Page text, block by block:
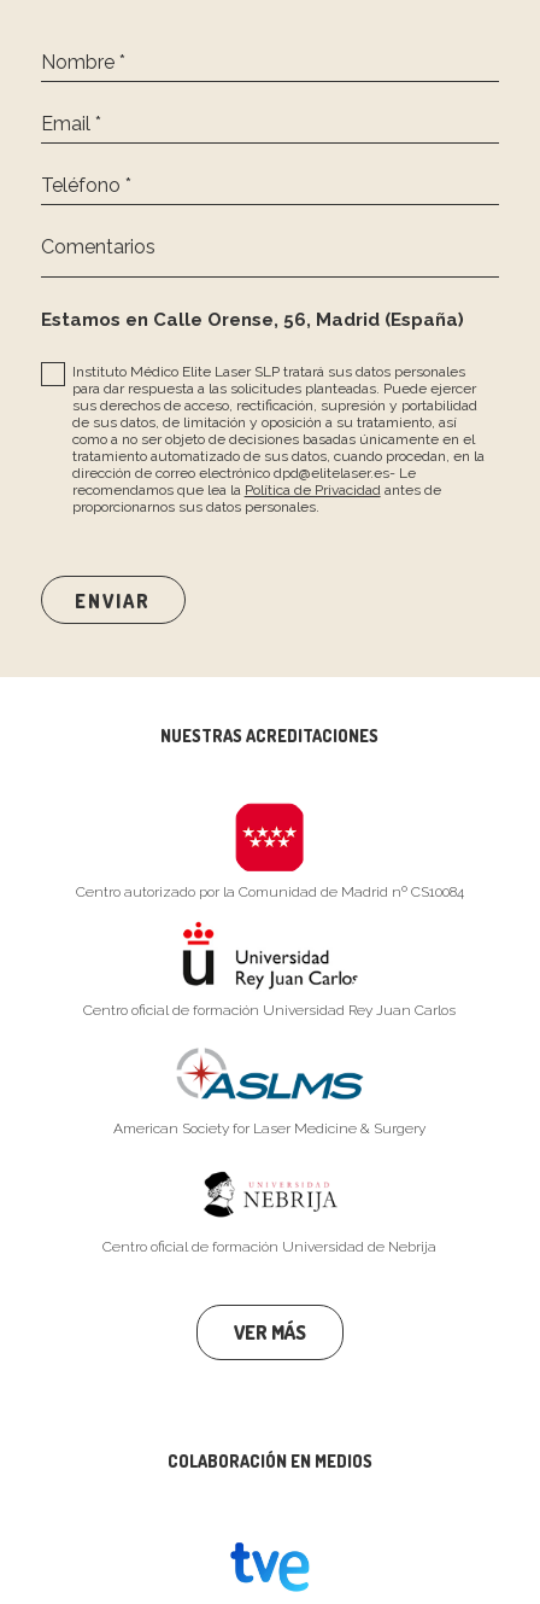
Nombre *
Email *
Teléfono *
Comentarios
Estamos en Calle Orense, 56, Madrid (España)
Instituto Médico Elite Laser SLP tratará sus datos personales
para dar respuesta a las solicitudes planteadas. Puede ejercer
sus derechos de acceso, rectificación, supresión y portabilidad
de sus datos, de limitación y oposición a su tratamiento, así
como a no ser objeto de decisiones basadas únicamente en el
tratamiento automatizado de sus datos, cuando procedan, en la
dirección de correo electrónico dpd@elitelaser.es- Le
recomendamos que lea la Política de Privacidadantes de
proporcionarnos sus datos personales.
NUESTRAS ACREDITACIONES
Centro autorizado por la Comunidad de Madrid nº CS10084
Centro oficial de formación Universidad Rey Juan Carlos
American Society for Laser Medicine & Surgery
Centro oficial de formación Universidad de Nebrija
VER MÁS
COLABORACIÓN EN MEDIOS